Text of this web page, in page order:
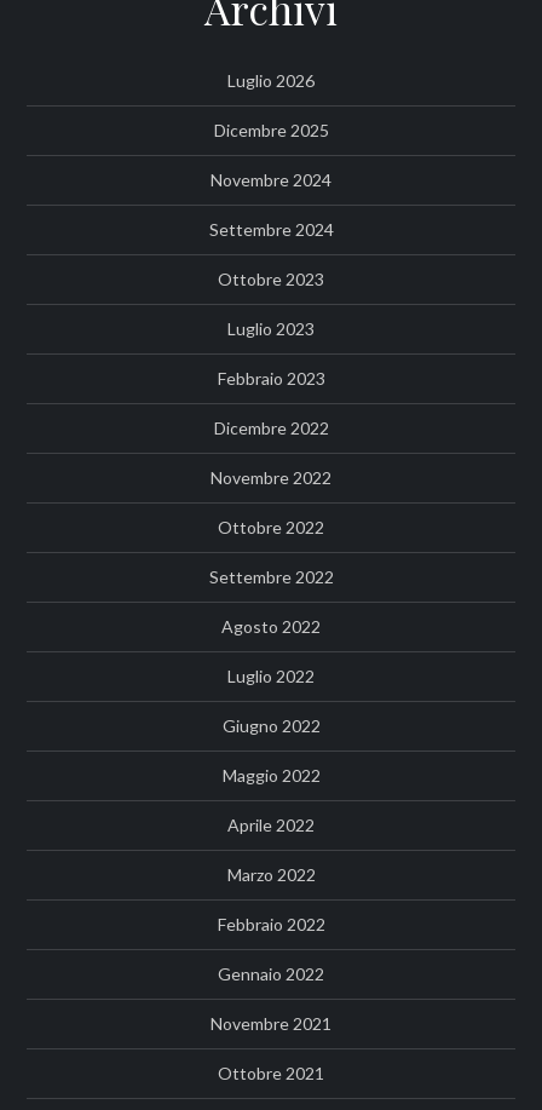
Luglio 2026
Dicembre 2025
Novembre 2024
Settembre 2024
Ottobre 2023
Luglio 2023
Febbraio 2023
Dicembre 2022
Novembre 2022
Ottobre 2022
Settembre 2022
Agosto 2022
Luglio 2022
Giugno 2022
Maggio 2022
Aprile 2022
Marzo 2022
Febbraio 2022
Gennaio 2022
Novembre 2021
Ottobre 2021